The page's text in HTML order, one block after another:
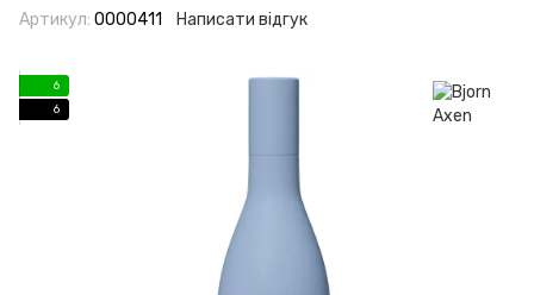
Артикул: 0000411 Написати відгук
6
6